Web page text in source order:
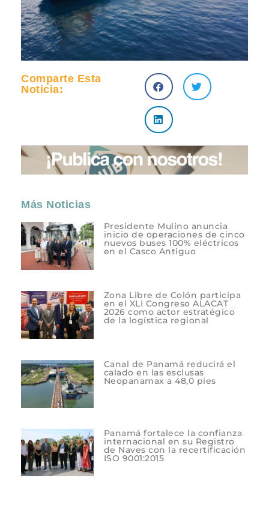
Comparte Esta
Noticia:
Más Noticias
Presidente Mulino anuncia
inicio de operaciones de cinco
nuevos buses 100% eléctricos
en el Casco Antiguo
Zona Libre de Colón participa
en el XLI Congreso ALACAT
2026 como actor estratégico
de la logística regional
Canal de Panamá reducirá el
calado en las esclusas
Neopanamax a 48,0 pies
Panamá fortalece la confianza
internacional en su Registro
de Naves con la recertificación
ISO 9001:2015